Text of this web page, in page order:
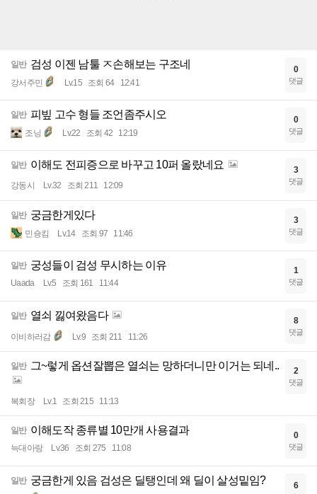
일반 검성 이젠 남툴 ㅈ손해보는 구조네
강서주민 Lv.15 조회 64 12:41
0
댓글
일반 피빞 고수 형들 조언좀주시오
조닝 Lv.22 조회 42 12:19
0
댓글
일반 이해도 전피증으로 바꾸고 10퍼 올랐네요
강동시 Lv.32 조회 211 12:09
3
댓글
일반 궁금한게있다
민숑킴 Lv.14 조회 97 11:46
3
댓글
일반 궁성들이 검성 무시하는 이유
Uaada Lv.5 조회 161 11:44
1
댓글
일반 열쇠 낋여왔음다
이비하러감 Lv.9 조회 211 11:26
8
댓글
일반 그~렇게 옵션잘뽑은 열쇠는 망하더니만 이거는 되네..
복회장 Lv.1 조회 215 11:13
2
댓글
일반 이해도작 종류별 10만개 사용결과
늑대아랑 Lv.36 조회 275 11:08
0
댓글
일반 궁금한게 있음 검성은 딜탱인데 왜 딜이 살성밑임? 6